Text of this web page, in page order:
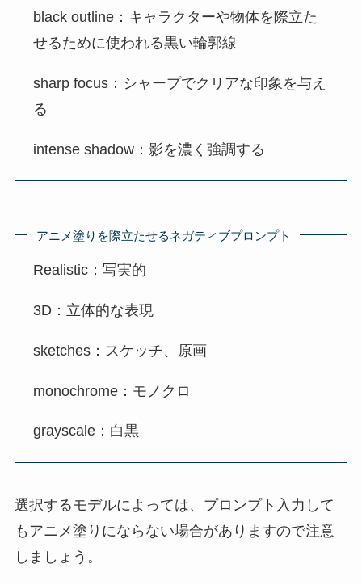
black outline：キャラクターや物体を際立た
せるために使われる黒い輪郭線
sharp focus：シャープでクリアな印象を与え
る
intense shadow：影を濃く強調する
アニメ塗りを際立たせるネガティブプロンプト
Realistic：写実的
3D：立体的な表現
sketches：スケッチ、原画
monochrome：モノクロ
grayscale：白黒
選択するモデルによっては、プロンプト入力して
もアニメ塗りにならない場合がありますので注意
しましょう。